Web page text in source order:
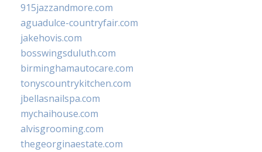
915jazzandmore.com
aguadulce-countryfair.com
jakehovis.com
bosswingsduluth.com
birminghamautocare.com
tonyscountrykitchen.com
jbellasnailspa.com
mychaihouse.com
alvisgrooming.com
thegeorginaestate.com